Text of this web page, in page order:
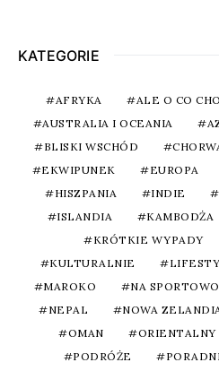
KATEGORIE
AFRYKA ALE O CO
AUSTRALIA I OCEANIA
BLISKI WSCHÓD
EKWIPUNEK
EUROPA
HISZPANIA
INDIE
ISLANDIA
KAMBODŻA
KRÓTKIE WYPADY
KULTURALNIE
MAROKO
NA SPORTOWO
NEPAL
NOWA
OMAN
ORIENTALNY
PODRÓŻE